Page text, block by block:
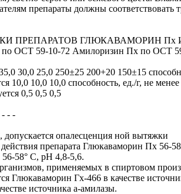
препараты должны соответствовать
ПРЕПАРАТОВ ГЛЮКАВАМОРИН Пх
по ОСТ 59-10-72 Амилоризин Пх по ОСТ
30,0 25,0 250±25 200+20 150±15
10,0 10,0 10,0 способность, ед./г, не менее
0,5 0,5 0,5
- - -
допускается опалесценция ной вытяжки
препарата Глюкаваморин Пх 56-
58° С, рН 4,8-5,6.
применяемых в спиртовом
Глюкаваморин Гх-466 в качестве
источника а-амилазы.